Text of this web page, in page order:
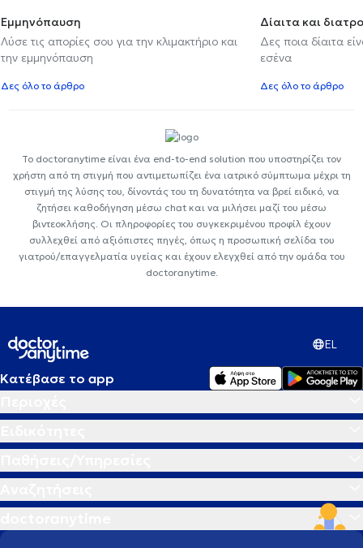
Εμμηνόπαυση
Λύσε τις απορίες σου για την κλιμακτήριο και
την εμμηνόπαυση
Δες όλο το άρθρο
Δίαιτα και
Δες ποια δίαιτα
εσένα
Δες όλο το άρθρο
Το doctoranytime είναι ένα end-to-end solution που υποστηρίζει τον
χρήστη από τη στιγμή που αντιμετωπίζει ένα ιατρικό σύμπτωμα μέχρι τη
στιγμή της λύσης του, δίνοντάς του τη δυνατότητα να βρεί ειδικό, να
ζητήσει καθοδήγηση μέσω chat και να μιλήσει μαζί του μέσω
βιντεοκλήσης. Οι πληροφορίες του συγκεκριμένου προφίλ έχουν
συλλεχθεί από αξιόπιστες πηγές, όπως η προσωπική σελίδα του
γιατρού/επαγγελματία υγείας και έχουν ελεγχθεί από την ομάδα του
doctoranytime.
EL
Κατέβασε το app